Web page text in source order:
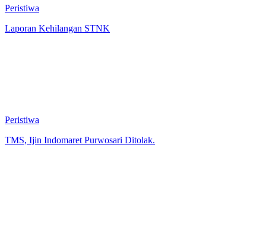
Peristiwa
Laporan Kehilangan STNK
Peristiwa
TMS, Ijin Indomaret Purwosari Ditolak.